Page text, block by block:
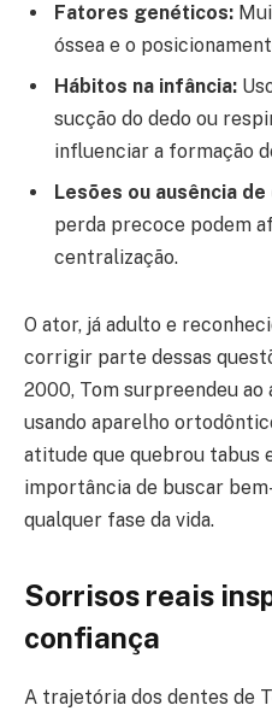
Fatores genéticos:
óssea e o
Hábitos na infância:
sucção do dedo ou
influenciar a formação
Lesões ou ausência
perda precoce podem
centralização.
O ator, já adulto e
corrigir parte dessas
2000, Tom surpreendeu
usando aparelho
atitude que quebrou tabus
importância de buscar
qualquer fase da vida.
Sorrisos reais
confiança
A trajetória dos dentes de